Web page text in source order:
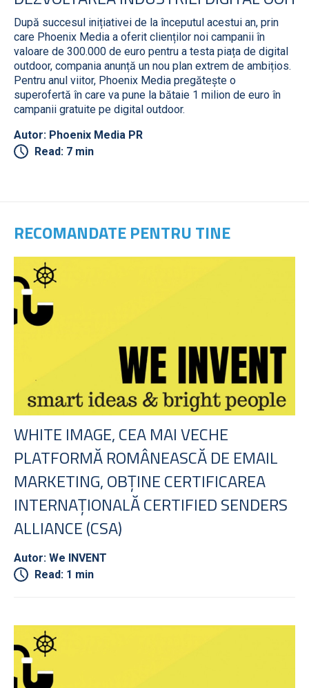
După succesul inițiativei de la începutul acestui an, prin
care Phoenix Media a oferit clienților noi campanii în
valoare de 300.000 de euro pentru a testa piața de digital
outdoor, compania anunță un nou plan extrem de ambițios.
Pentru anul viitor, Phoenix Media pregătește o
superofertă în care va pune la bătaie 1 milion de euro în
campanii gratuite pe digital outdoor.
Autor: Phoenix Media PR
Read: 7 min
RECOMANDATE PENTRU TINE
WHITE IMAGE, CEA MAI VECHE
PLATFORMĂ ROMÂNEASCĂ DE EMAIL
MARKETING, OBȚINE CERTIFICAREA
INTERNAȚIONALĂ CERTIFIED SENDERS
ALLIANCE (CSA)
Autor: We INVENT
Read: 1 min